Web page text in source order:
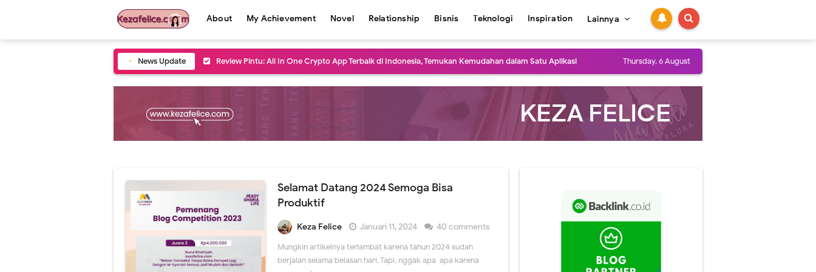
About My Achievement Novel Relationship Bisnis Teknologi Inspiration Lainnya
News Update Review Pintu: All In One Crypto App Terbaik di Indonesia, Temukan Kemudahan dalam Satu Aplikasi
6 Kue khas Lebaran yang Paling Populer, Mana yang Kamu Suka?
5 Tips Mudik Lebaran 2024 Biar Perjalanan Tetap Aman dan Nyaman
2 Tempat Wisata Favorit di Kampung Halaman, Keindahan Alamnya Bikin Terpesona
5 Tempat Wisata Religi di Indonesia yang Populer, Mana yang Pernah Kamu Kunjungi?
5 Kegiatan Sosial di Bulan Ramadan yang Bisa Dilakukan, Berguna untuk Sesama!
5 Tips Memilih Pakaian Lebaran agar Nyaman saat Dipakai, Jangan Sampai Menyesal!
5 Tradisi Ramadan di Berbagai Daerah di Indonesia yang Populer dan Meriah
Thursday, 6 August
Selamat Datang 2024 Semoga Bisa
Produktif
Keza Felice Januari 11, 2024
40 comments
Mungkin artikelnya terlambat karena tahun 2024 sudah
berjalan selama belasan hari. Tapi, nggak apa-apa karena